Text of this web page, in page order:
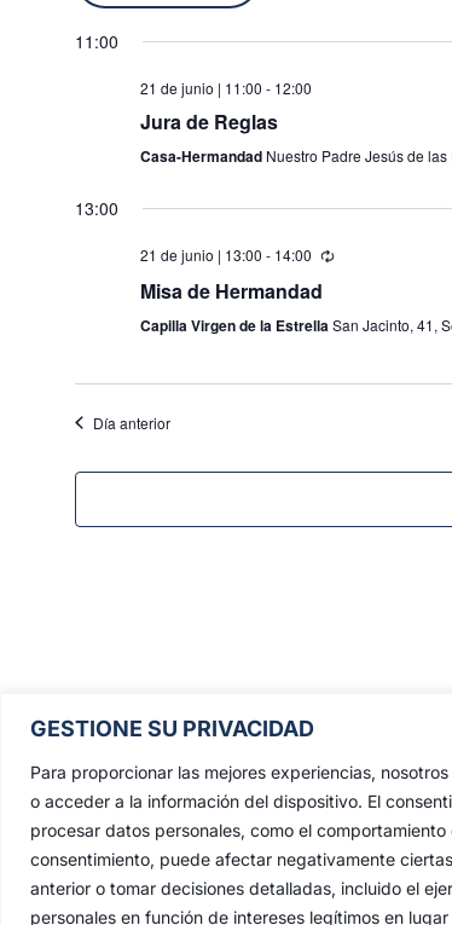
GESTIONE SU PRIVACIDAD
Para proporcionar las mejores experiencias,
o acceder a la información del dispositivo. El
procesar datos personales, como el
consentimiento, puede afectar negativamente
anterior o tomar decisiones detalladas, incluido el
personales en función de intereses legítimos en
fecha.
11:00
21 de junio | 11:00 - 12:00
Jura de Reglas
Casa-Hermandad Nuestro Padre Jesús de
13:00
21 de junio | 13:00 - 14:00
Misa de Hermandad
Capilla Virgen de la EstrellaSan Jacinto, 41,
Día anterior
Hermandad Sacramental y
Nazarenos de Nuestro
Penas y María Santísima
Triunfo del Santo Lignum
Francisco de Paula y
Rufina.